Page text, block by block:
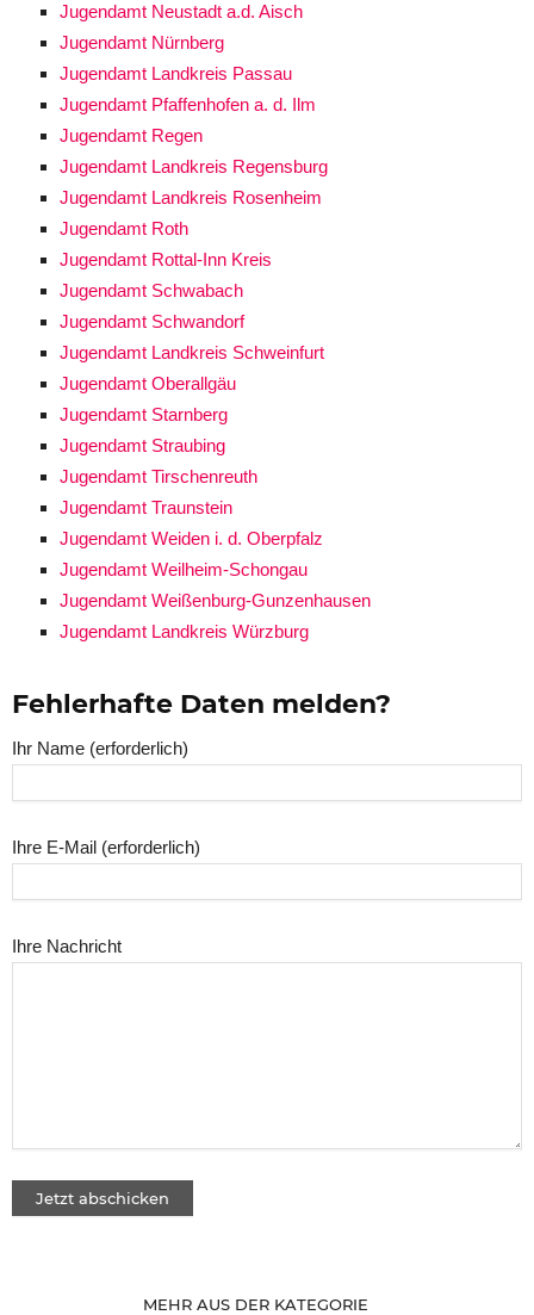
Jugendamt Neustadt a.d. Aisch
Jugendamt Nürnberg
Jugendamt Landkreis Passau
Jugendamt Pfaffenhofen a. d. Ilm
Jugendamt Regen
Jugendamt Landkreis Regensburg
Jugendamt Landkreis Rosenheim
Jugendamt Roth
Jugendamt Rottal-Inn Kreis
Jugendamt Schwabach
Jugendamt Schwandorf
Jugendamt Landkreis Schweinfurt
Jugendamt Oberallgäu
Jugendamt Starnberg
Jugendamt Straubing
Jugendamt Tirschenreuth
Jugendamt Traunstein
Jugendamt Weiden i. d. Oberpfalz
Jugendamt Weilheim-Schongau
Jugendamt Weißenburg-Gunzenhausen
Jugendamt Landkreis Würzburg
Fehlerhafte Daten melden?
Ihr Name (erforderlich)
Ihre E-Mail (erforderlich)
Ihre Nachricht
MEHR AUS DER KATEGORIE